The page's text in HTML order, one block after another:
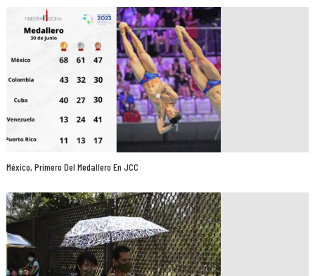
México, Primero Del Medallero En JCC